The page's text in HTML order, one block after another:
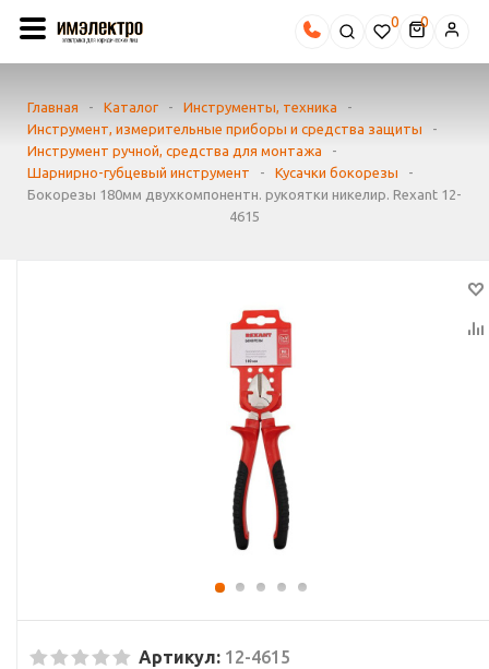
0
Главная - Каталог - Инструменты, техника
-
Инструмент, измерительные приборы и средства защиты
-
Инструмент ручной, средства для монтажа
-
Шарнирно-губцевый инструмент
- Кусачки бокорезы
-
Бокорезы 180мм двухкомпонентн. рукоятки никелир. Rexant 12-
4615
Артикул: 12-4615